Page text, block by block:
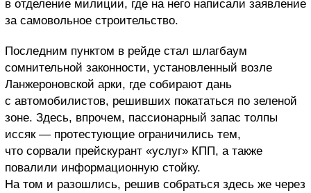
в отделение милиции, где на него написали заявление
за самовольное строительство.
Последним пунктом в рейде стал шлагбаум
сомнительной законности, установленный возле
Ланжероновской арки, где собирают дань
с автомобилистов, решивших покататься по зеленой
зоне. Здесь, впрочем, пассионарный запас толпы
иссяк — протестующие ограничились тем,
что сорвали прейскурант «услуг» КПП, а также
повалили информационную стойку.
На том и разошлись, решив собраться здесь же через